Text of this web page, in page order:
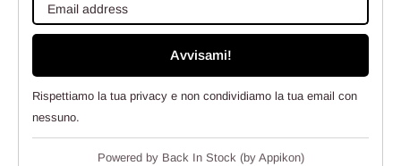
Avvisami!
Rispettiamo la tua privacy e non condividiamo la tua email con
nessuno.
Powered by Back In Stock (by Appikon)